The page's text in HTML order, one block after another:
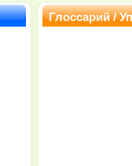
Глоссарий /